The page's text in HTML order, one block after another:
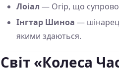
Лоіал — Огір, що
Інгтар Шиноа —
якими здаються.
Світ «Колеса